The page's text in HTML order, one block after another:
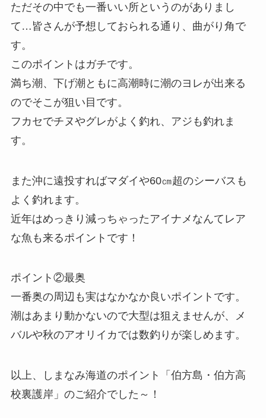
ただその中でも一番いい所というのがありまし
て…皆さんが予想しておられる通り、曲がり角で
す。
このポイントはガチです。
満ち潮、下げ潮ともに高潮時に潮のヨレが出来る
のでそこが狙い目です。
フカセでチヌやグレがよく釣れ、アジも釣れま
す。
また沖に遠投すればマダイや60㎝超のシーバスも
よく釣れます。
近年はめっきり減っちゃったアイナメなんてレア
な魚も来るポイントです！
ポイント②最奥
一番奥の周辺も実はなかなか良いポイントです。
潮はあまり動かないので大型は狙えませんが、メ
バルや秋のアオリイカでは数釣りが楽しめます。
以上、しまなみ海道のポイント「伯方島・伯方高
校裏護岸」のご紹介でした～！